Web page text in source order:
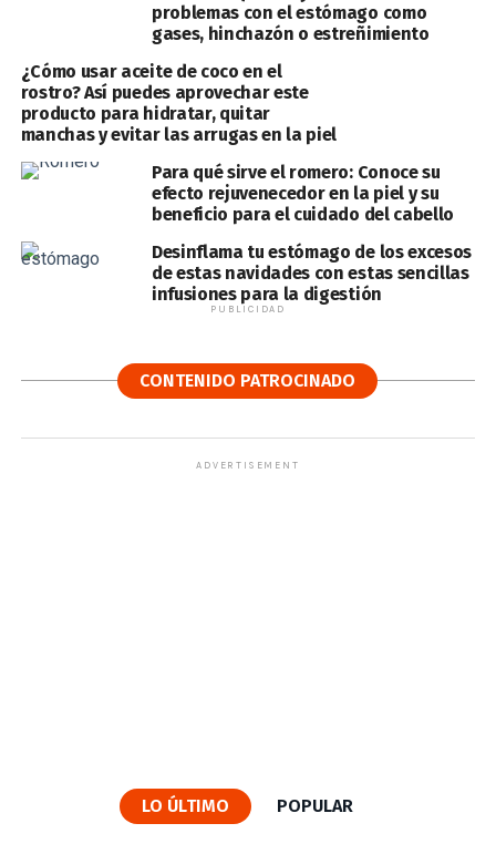
problemas con el estómago como
gases, hinchazón o estreñimiento
¿Cómo usar aceite de coco en el
rostro? Así puedes aprovechar este
producto para hidratar, quitar
manchas y evitar las arrugas en la piel
Para qué sirve el romero: Conoce su
efecto rejuvenecedor en la piel y su
beneficio para el cuidado del cabello
Desinflama tu estómago de los excesos
de estas navidades con estas sencillas
infusiones para la digestión
PUBLICIDAD
CONTENIDO PATROCINADO
ADVERTISEMENT
LO ÚLTIMO POPULAR